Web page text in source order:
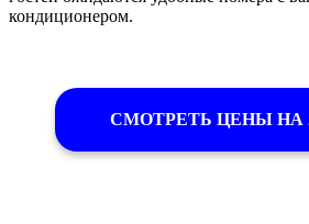
кондиционером.
СМОТРЕТЬ ЦЕНЫ НА